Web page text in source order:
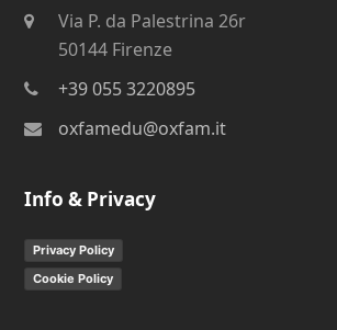
Via P. da Palestrina 26r
50144 Firenze
+39 055 3220895
oxfamedu@oxfam.it
Info & Privacy
Privacy Policy
Cookie Policy